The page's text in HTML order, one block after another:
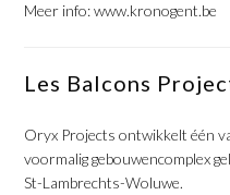
Meer info:www.kronogent.be
Les Balcons
Oryx Projects ontwikkelt één
voormalig gebouwencomplex
St-Lambrechts-Woluwe.